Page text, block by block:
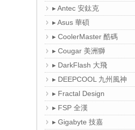
▸ Antec 安鈦克
▸ Asus 華碩
▸ CoolerMaster 酷碼
▸ Cougar 美洲獅
▸ DarkFlash 大飛
▸ DEEPCOOL 九州風神
▸ Fractal Design
▸ FSP 全漢
▸ Gigabyte 技嘉